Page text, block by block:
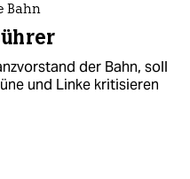
Bahn
der Bahn, soll
und Linke kritisieren